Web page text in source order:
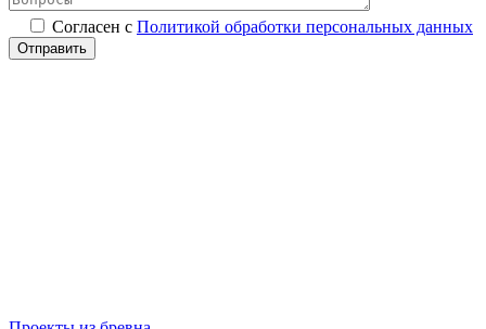
Согласен с Политикой обработки персональных данных